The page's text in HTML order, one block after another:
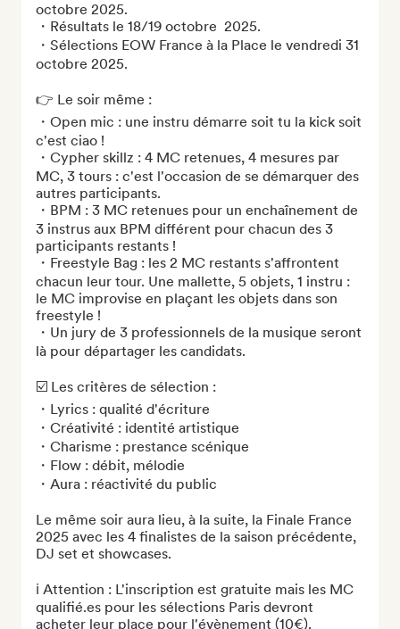
octobre 2025.
・Résultats le 18/19 octobre  2025.
・Sélections EOW France à la Place le vendredi 31
octobre 2025.
👉 Le soir même :
・Open mic : une instru démarre soit tu la kick soit
c'est ciao !
・Cypher skillz : 4 MC retenues, 4 mesures par
MC, 3 tours : c'est l'occasion de se démarquer des
autres participants.
・BPM : 3 MC retenues pour un enchaînement de
3 instrus aux BPM différent pour chacun des 3
participants restants !
・Freestyle Bag : les 2 MC restants s'affrontent
chacun leur tour. Une mallette, 5 objets, 1 instru :
le MC improvise en plaçant les objets dans son
freestyle !
・Un jury de 3 professionnels de la musique seront
là pour départager les candidats.
☑️ Les critères de sélection :
・Lyrics : qualité d'écriture
・Créativité : identité artistique
・Charisme : prestance scénique
・Flow : débit, mélodie
・Aura : réactivité du public
Le même soir aura lieu, à la suite, la Finale France
2025 avec les 4 finalistes de la saison précédente,
DJ set et showcases.
ℹ️ Attention : L'inscription est gratuite mais les MC
qualifié.es pour les sélections Paris devront
acheter leur place pour l'évènement (10€).